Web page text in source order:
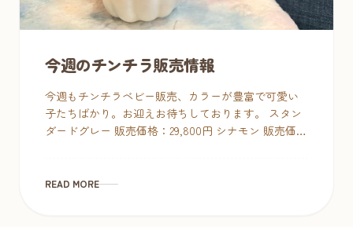
今週のチンチラ販売情報
今週もチンチラベビー販売、カラーが豊富で可愛い
子たちばかり。お迎えお待ちしております。 スタン
ダードグレー 販売価格：29,800円 シナモン 販売価
READ MORE